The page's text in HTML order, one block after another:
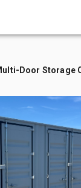
Door Storage